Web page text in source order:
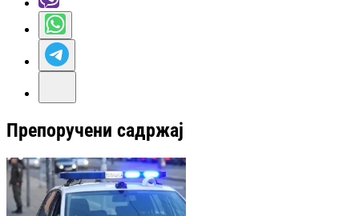
Препоручени садржај